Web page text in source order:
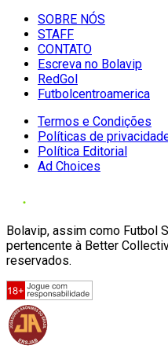
SOBRE NÓS
STAFF
CONTATO
Escreva no Bolavip
RedGol
Futbolcentroamerica
Termos e Condições
Políticas de
Política Editorial
Ad Choices
Bolavip, assim como Futbol
pertencente à Better
reservados.